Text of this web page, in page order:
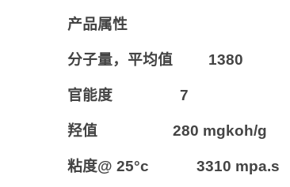
产品属性
分子量，平均值 1380
官能度 7
羟值 280 mgkoh/g
粘度@ 25°c 3310 mpa.s